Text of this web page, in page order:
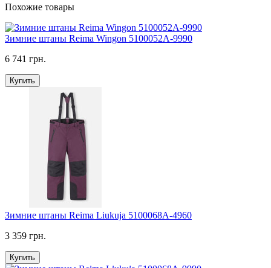
Похожие товары
Зимние штаны Reima Wingon 5100052A-9990
6 741 грн.
Купить
Зимние штаны Reima Liukuja 5100068A-4960
3 359 грн.
Купить